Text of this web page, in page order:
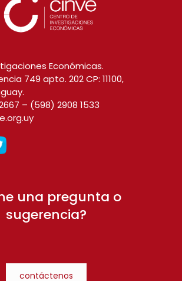
Económicas.
749 apto. 202 CP: 11100,
– (598) 2908 1533
una pregunta o
sugerencia?
contáctenos